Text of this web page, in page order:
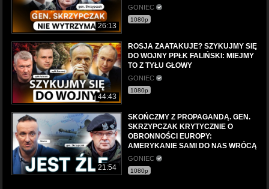
26:13
GONIEC
1080p
44:43
ROSJA ZAATAKUJE? SZYKUJMY SIĘ
DO WOJNY PPŁK FALIŃSKI: MIEJMY
TO Z TYŁU GŁOWY
GONIEC
1080p
21:54
SKOŃCZMY Z PROPAGANDĄ. GEN.
SKRZYPCZAK KRYTYCZNIE O
OBRONNOŚCI EUROPY:
AMERYKANIE SAMI DO NAS WRÓCĄ
GONIEC
1080p